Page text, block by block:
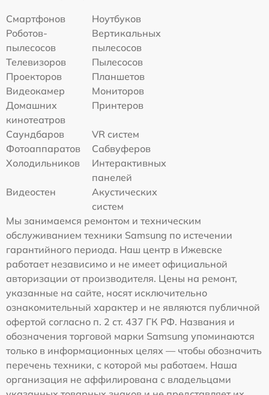
Смартфонов
Ноутбуков
Роботов-
пылесосов
Вертикальных
пылесосов
Телевизоров
Пылесосов
Проекторов
Планшетов
Видеокамер
Мониторов
Домашних
кинотеатров
Принтеров
Саундбаров
VR систем
Фотоаппаратов
Сабвуферов
Холодильников
Интерактивных
панелей
Видеостен
Акустических
систем
Мы занимаемся ремонтом и техническим
обслуживанием техники Samsung по истечении
гарантийного периода. Наш центр в Ижевске
работает независимо и не имеет официальной
авторизации от производителя. Цены на ремонт,
указанные на сайте, носят исключительно
ознакомительный характер и не являются публичной
офертой согласно п. 2 ст. 437 ГК РФ. Названия и
обозначения торговой марки Samsung упоминаются
только в информационных целях — чтобы обозначить
перечень техники, с которой мы работаем. Наша
организация не аффилирована с владельцами